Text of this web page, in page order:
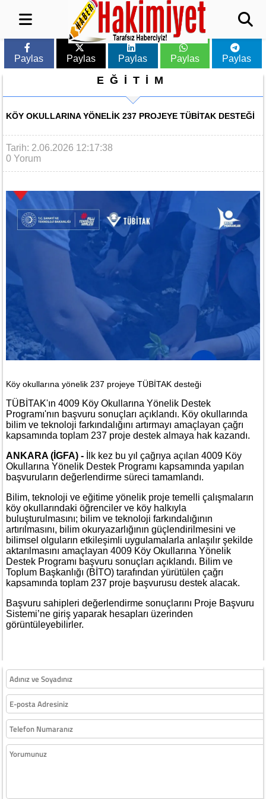
Paylas Paylas Paylas Paylas Paylas
EĞİTİM
KÖY OKULLARINA YÖNELIK 237 PROJEYE TÜBİTAK DESTEĞI
Tarih: 2.06.2026 12:17:38
0 Yorum
Köy okullarına yönelik 237 projeye TÜBİTAK desteği
TÜBİTAK'ın 4009 Köy Okullarına Yönelik Destek
Programı'nın başvuru sonuçları açıklandı. Köy okullarında
bilim ve teknoloji farkındalığını artırmayı amaçlayan çağrı
kapsamında toplam 237 proje destek almaya hak kazandı.
ANKARA (İGFA) -
İlk kez bu yıl çağrıya açılan 4009 Köy
Okullarına Yönelik Destek Programı kapsamında yapılan
başvuruların değerlendirme süreci tamamlandı.
Bilim, teknoloji ve eğitime yönelik proje temelli çalışmaların
köy okullarındaki öğrenciler ve köy halkıyla
buluşturulmasını; bilim ve teknoloji farkındalığının
artırılmasını, bilim okuryazarlığının güçlendirilmesini ve
bilimsel olguların etkileşimli uygulamalarla anlaşılır şekilde
aktarılmasını amaçlayan 4009 Köy Okullarına Yönelik
Destek Programı başvuru sonuçları açıklandı. Bilim ve
Toplum Başkanlığı (BİTO) tarafından yürütülen çağrı
kapsamında toplam 237 proje başvurusu destek alacak.
Başvuru sahipleri değerlendirme sonuçlarını Proje Başvuru
Sistemi’ne giriş yaparak hesapları üzerinden
görüntüleyebilirler.